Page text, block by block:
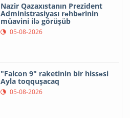
Nazir Qazaxıstanın Prezident
Administrasiyası rəhbərinin
müavini ilə görüşüb
05-08-2026
"Falcon 9" raketinin bir hissəsi
Ayla toqquşacaq
05-08-2026